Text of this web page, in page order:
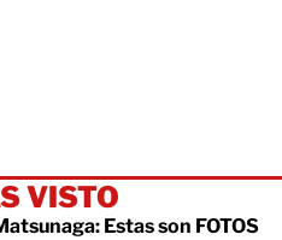
VISTO
Estas son FOTOS